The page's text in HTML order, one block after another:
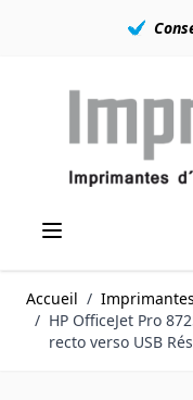
Accueil /
/ HP OfficeJet Pro
recto verso USB